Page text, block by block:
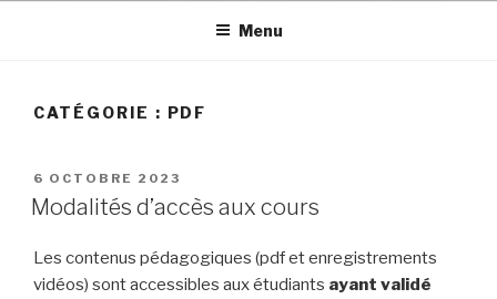
Menu
CATÉGORIE : PDF
PUBLIÉ
LE
6 OCTOBRE 2023
Modalités d’accès aux cours
Les contenus pédagogiques (pdf et enregistrements
vidéos) sont accessibles aux étudiants ayant validé